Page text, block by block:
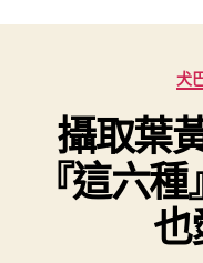
犬
攝取葉
『這六